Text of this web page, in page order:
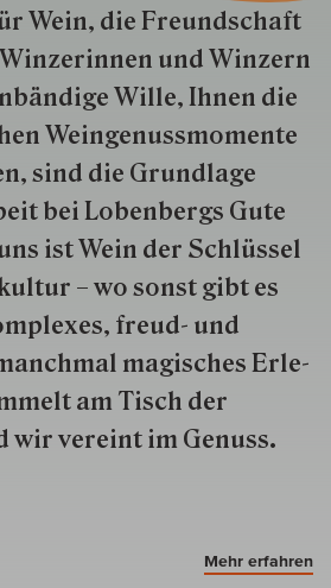
Wein, die Freund­schaft
und Win­zern
Wille, Ihnen die
Wein­genuss­momente
sind die Grund­lage
bei Lobenbergs Gute
ist Wein der Schlüs­sel
– wo sonst gibt es
freud- und
ma­gisch­es Er­le­
am Tisch der
wir ver­eint im Genuss.
Mehr erfahren